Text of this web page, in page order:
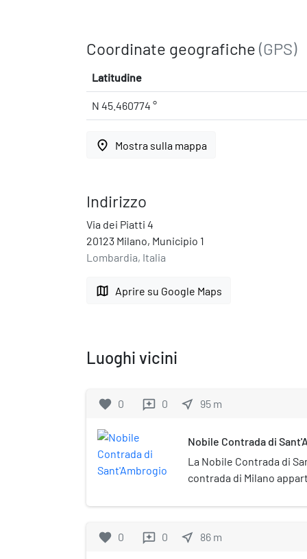
Coordinate geografiche (GPS)
Latitudine
N 45.460774 °
place Mostra sulla mappa
Indirizzo
Via dei Piatti 4
20123 Milano, Municipio 1
Lombardia, Italia
map Aprire su Google Maps
Luoghi vicini
favorite 0 reviews 0 near_me 95 m
Nobile Contrada di
La Nobile Contrada di
contrada di Milano
favorite 0 reviews 0 near_me 86 m